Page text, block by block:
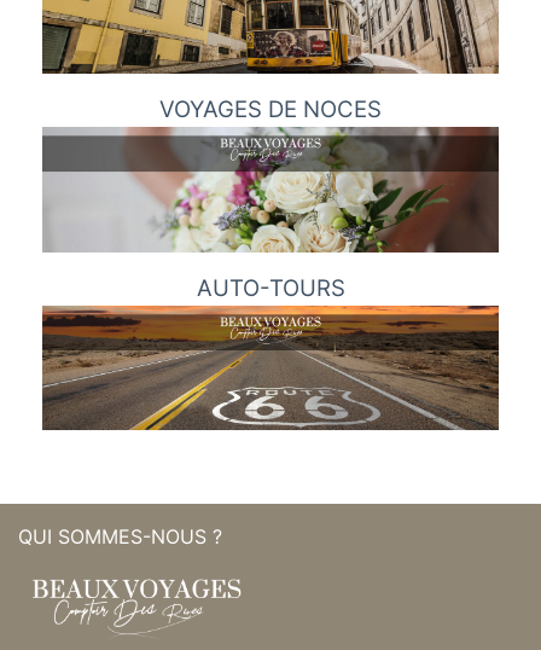
VOYAGES DE NOCES
AUTO-TOURS
QUI SOMMES-NOUS ?